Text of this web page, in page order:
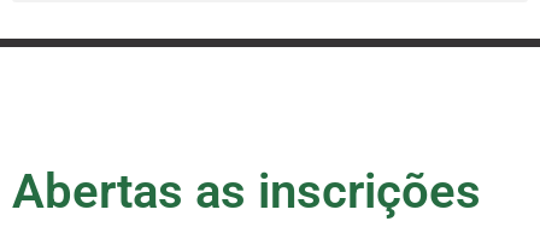
Abertas as inscrições